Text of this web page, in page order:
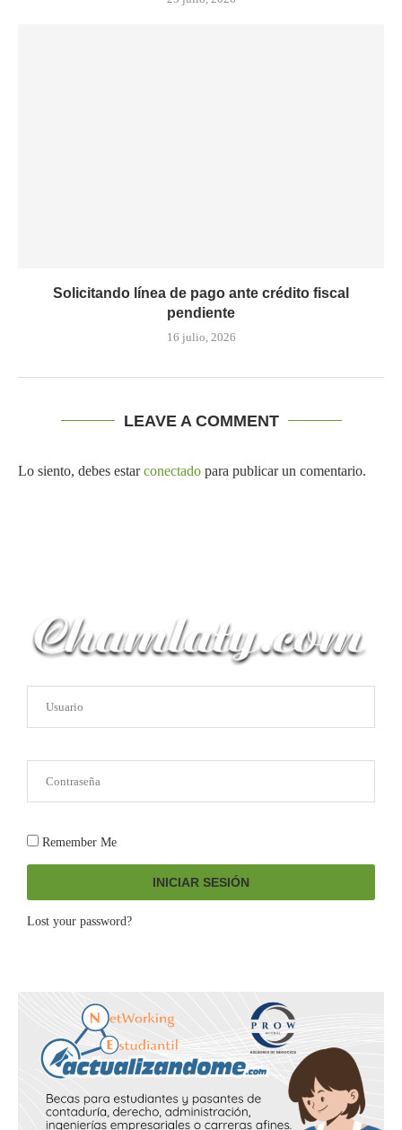
Solicitando línea de pago ante crédito fiscal
pendiente
16 julio, 2026
LEAVE A COMMENT
Lo siento, debes estarconectado para publicar un comentario.
Remember Me
INICIAR SESIÓN
Lost your password?